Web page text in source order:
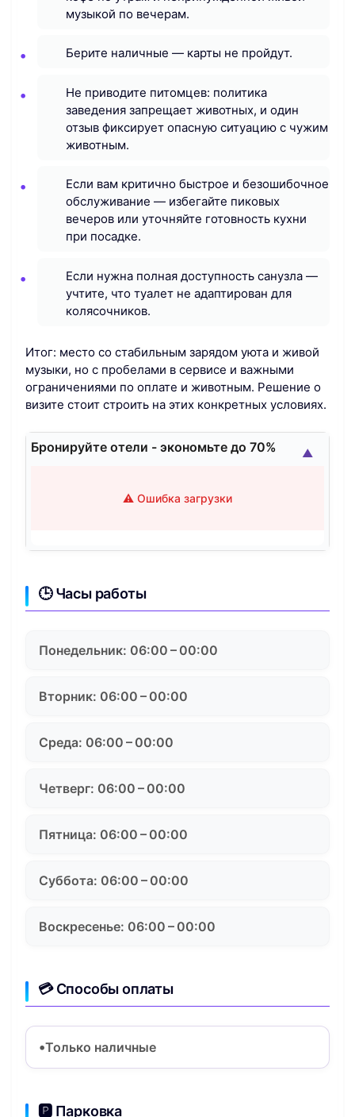
музыкой по вечерам.
Берите наличные — карты не пройдут.
Не приводите питомцев: политика
заведения запрещает животных, и один
отзыв фиксирует опасную ситуацию с чужим
животным.
Если вам критично быстрое и безошибочное
обслуживание — избегайте пиковых
вечеров или уточняйте готовность кухни
при посадке.
Если нужна полная доступность санузла —
учтите, что туалет не адаптирован для
колясочников.
Итог: место со стабильным зарядом уюта и живой
музыки, но с пробелами в сервисе и важными
ограничениями по оплате и животным. Решение о
визите стоит строить на этих конкретных условиях.
Бронируйте отели - экономьте до 70%
⚠️ Ошибка загрузки
▲
🕒 Часы работы
Понедельник: 06:00 – 00:00
Вторник: 06:00 – 00:00
Среда: 06:00 – 00:00
Четверг: 06:00 – 00:00
Пятница: 06:00 – 00:00
Суббота: 06:00 – 00:00
Воскресенье: 06:00 – 00:00
💳 Способы оплаты
Только наличные
🅿️ Парковка